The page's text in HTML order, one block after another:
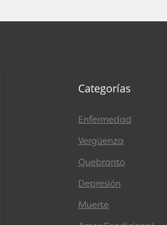
Categorías
Enfermedad
Vergüenza
Quebranto
Depresión
Muerte